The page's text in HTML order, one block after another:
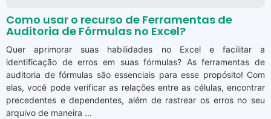
Como usar o recurso de Ferramentas de
Auditoria de Fórmulas no Excel?
Quer aprimorar suas habilidades no Excel e facilitar a
identificação de erros em suas fórmulas? As ferramentas de
auditoria de fórmulas são essenciais para esse propósito! Com
elas, você pode verificar as relações entre as células, encontrar
precedentes e dependentes, além de rastrear os erros no seu
arquivo de maneira ...